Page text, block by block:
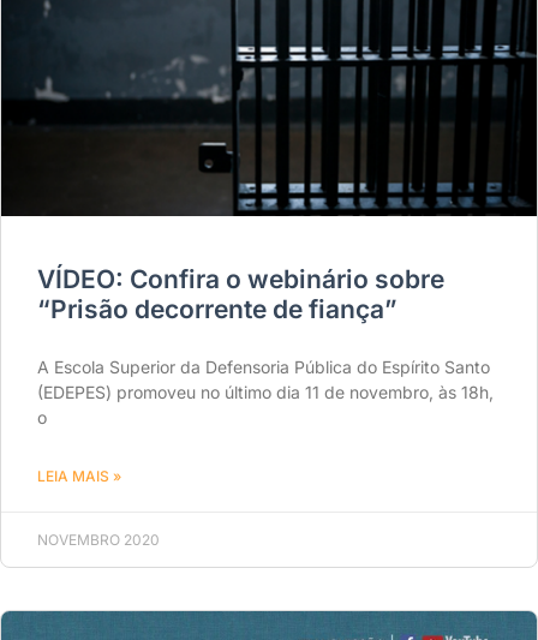
VÍDEO: Confira o webinário sobre
“Prisão decorrente de fiança”
A Escola Superior da Defensoria Pública do Espírito Santo
(EDEPES) promoveu no último dia 11 de novembro, às 18h,
o
LEIA MAIS »
NOVEMBRO 2020